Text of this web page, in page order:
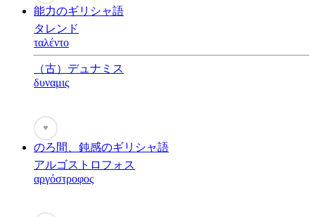
能力のギリシャ語
タレンド
ταλέντο
（古）デュナミス
δυναμις
♥
のろ間、鈍感のギリシャ語
アルゴストロフォス
αργόστροφος